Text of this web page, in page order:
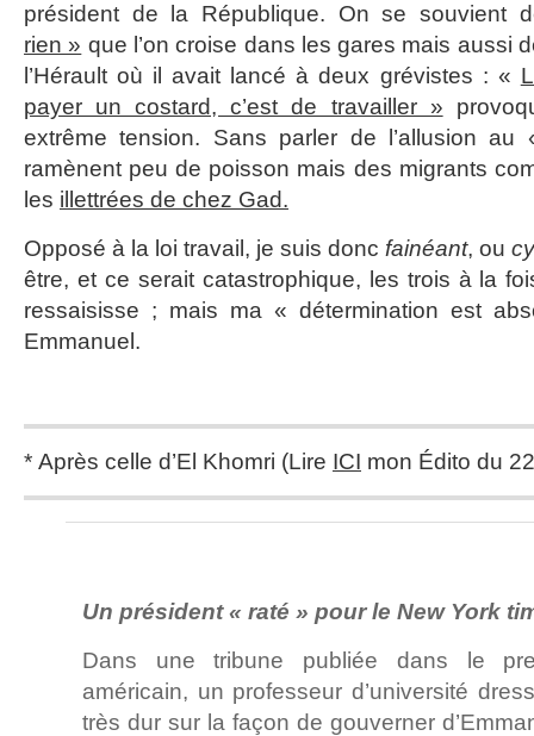
président de la République. On se souvient
rien » que l’on croise dans les gares mais aussi
l’Hérault où il avait lancé à deux grévistes : «
payer un costard, c’est de travailler »
extrême tension. Sans parler de l’allusion
ramènent peu de poisson mais des migrants
les illettrées de chez Gad.
Opposé à la loi travail, je suis donc fainéant, ou
être, et ce serait catastrophique, les trois à la
ressaisisse ; mais ma « détermination est
Emmanuel.
* Après celle d’El Khomri (Lire ICI mon Édito du
Un président « raté » pour le New York
Dans une tribune publiée dans le
américain, un professeur d’université
très dur sur la façon de gouverner